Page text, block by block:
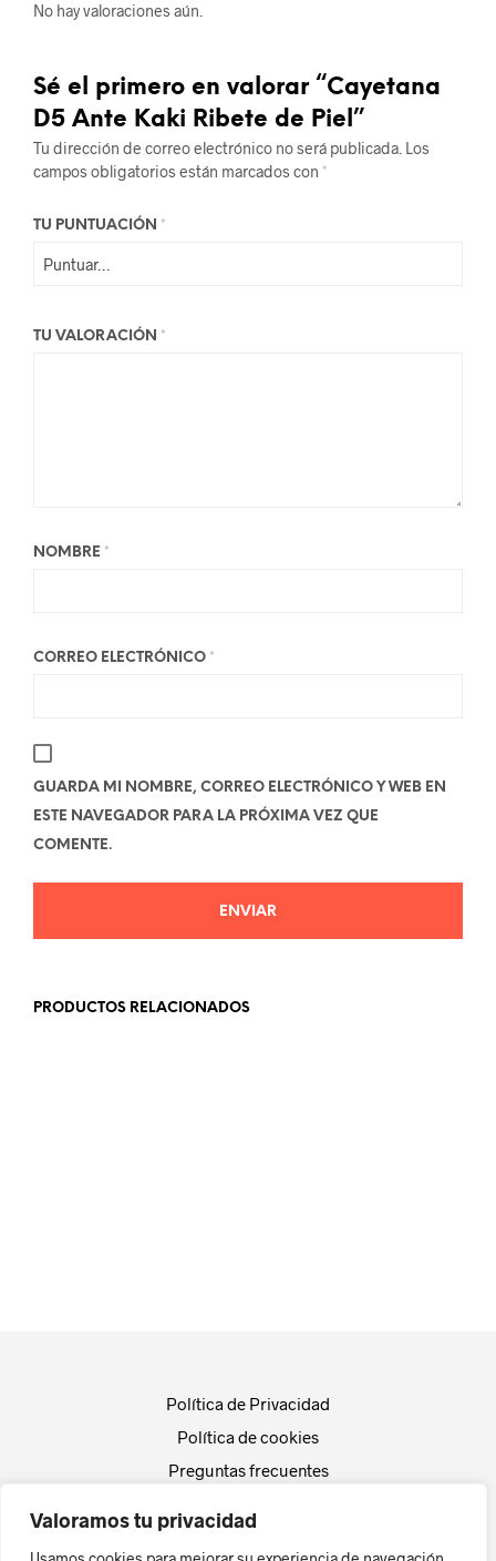
Valoramos tu privacidad
No hay valoraciones aún.
Sé el primero en valorar “Cayetana
D5 Ante Kaki Ribete de Piel”
Tu dirección de correo electrónico no será publicada. Los
campos obligatorios están marcados con *
TU PUNTUACIÓN *
TU VALORACIÓN *
NOMBRE *
CORREO ELECTRÓNICO *
GUARDA MI NOMBRE, CORREO ELECTRÓNICO Y WEB EN
ESTE NAVEGADOR PARA LA PRÓXIMA VEZ QUE
COMENTE.
PRODUCTOS RELACIONADOS
Política de Privacidad
Política de cookies
Preguntas frecuentes